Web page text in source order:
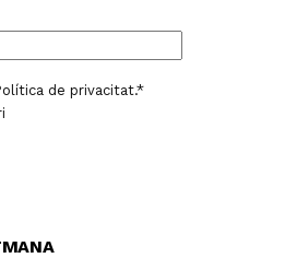
de privacitat.*